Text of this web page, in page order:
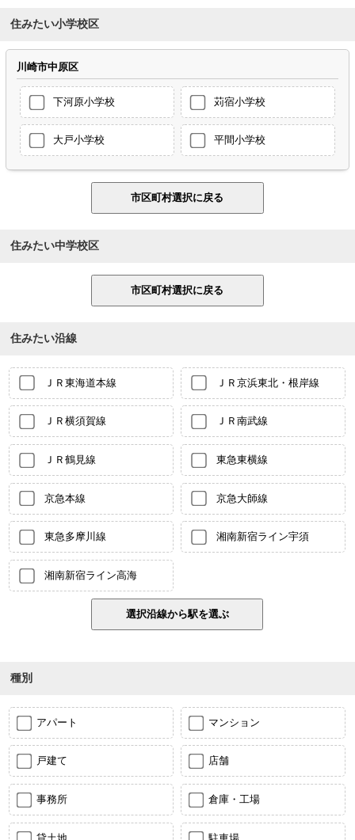
住みたい小学校区
川崎市中原区
下河原小学校 苅宿小学校
大戸小学校 平間小学校
住みたい中学校区
住みたい沿線
ＪＲ東海道本線 ＪＲ京浜東北・根岸線
ＪＲ横須賀線 ＪＲ南武線
ＪＲ鶴見線 東急東横線
京急本線 京急大師線
東急多摩川線 湘南新宿ライン宇須
湘南新宿ライン高海
種別
アパート マンション
戸建て 店舗
事務所 倉庫・工場